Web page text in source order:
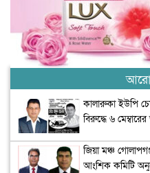
আরো
কালারুকা ইউপি
বিরুদ্ধে ৬ মেম্বারের
জিয়া মঞ্চ
আংশিক কমিটি